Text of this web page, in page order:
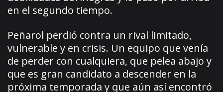
en el segundo tiempo.
Peñarol perdió contra un rival limitado,
vulnerable y en crisis. Un equipo que venía
de perder con cualquiera, que pelea abajo y
que es gran candidato a descender en la
próxima temporada y que aún así encontró